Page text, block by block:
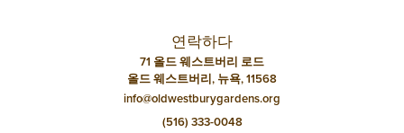
연락하다
71 올드 웨스트버리 로드
올드 웨스트버리, 뉴욕, 11568
info@oldwestburygardens.org
(516) 333-0048